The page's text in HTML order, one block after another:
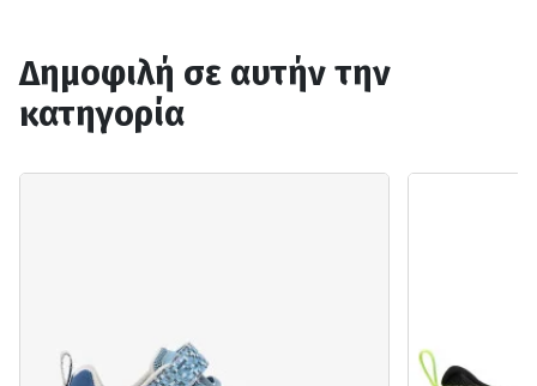
Δημοφιλή σε αυτήν την
κατηγορία